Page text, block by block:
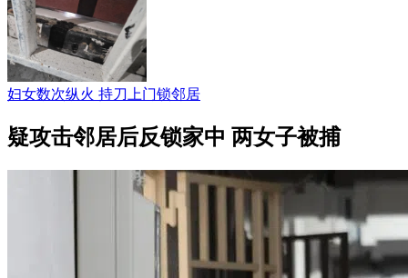
妇女数次纵火 持刀上门锁邻居
疑攻击邻居后反锁家中 两女子被捕